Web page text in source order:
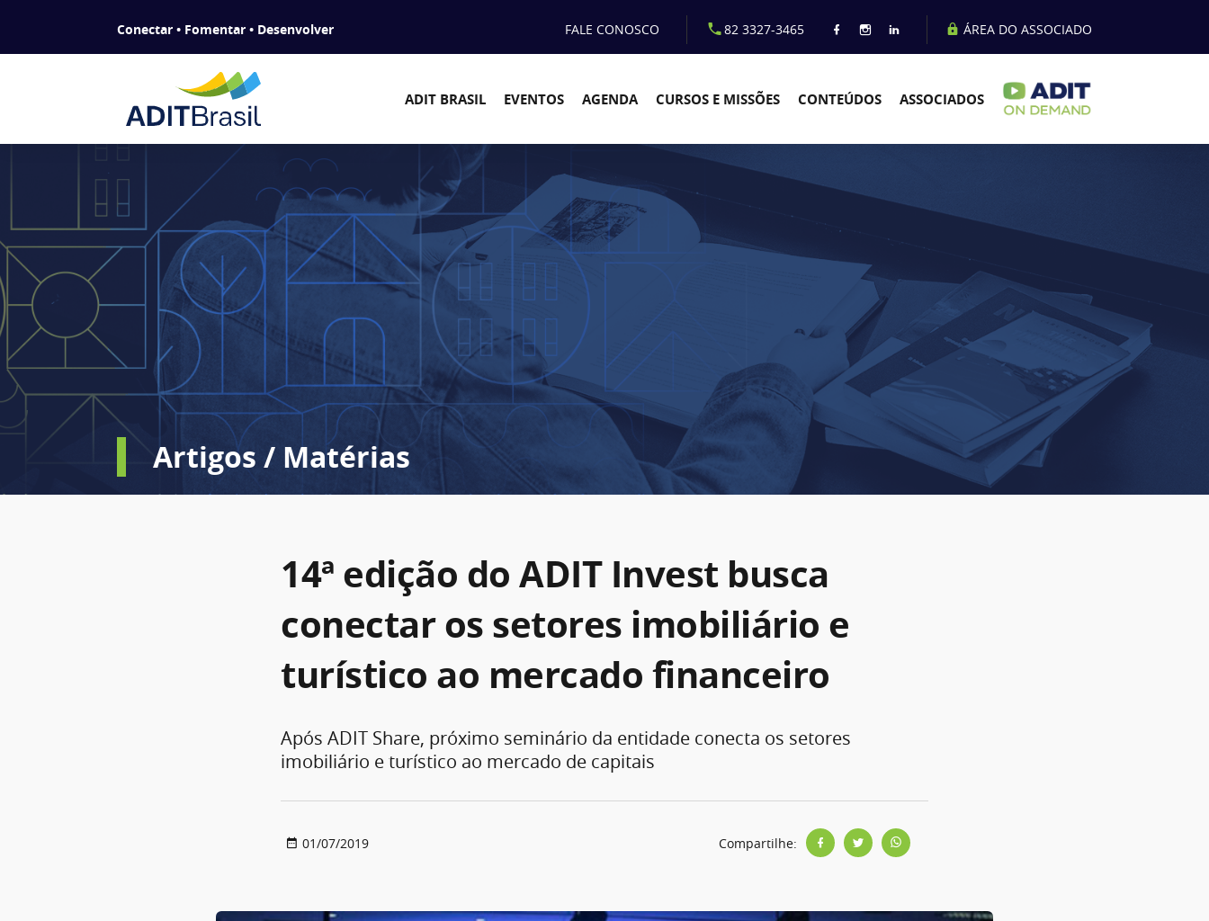
Conectar • Fomentar • Desenvolver FALE CONOSCO 82 3327-3465 ÁREA DO ASSOCIADO
ADIT BRASIL EVENTOS AGENDA CURSOS E MISSÕES CONTEÚDOS ASSOCIADOS
Artigos / Matérias
14ª edição do ADIT Invest busca
conectar os setores imobiliário e
turístico ao mercado financeiro
Após ADIT Share, próximo seminário da entidade conecta os setores
imobiliário e turístico ao mercado de capitais
01/07/2019 Compartilhe: